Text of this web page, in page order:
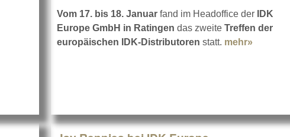
Vom 17. bis 18. Januar fand im Headoffice der
IDK
Europe GmbH in Ratingen das zweite Treffen der
europäischen IDK-Distributoren statt. mehr» about